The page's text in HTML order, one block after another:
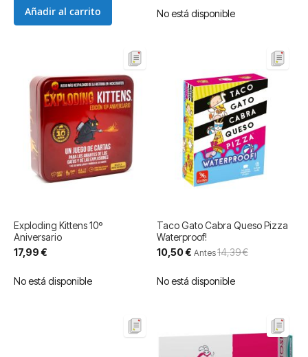
Añadir al carrito No está disponible
Exploding Kittens 10º
Aniversario
17,99 €
No está disponible
Taco Gato Cabra Queso Pizza
Waterproof!
Precio
especial
10,50 € Antes14,39 €
No está disponible